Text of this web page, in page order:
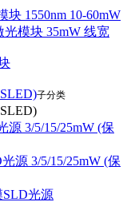
1550nm 10-60mW
光模块 35mW 线宽
子分类
源 3/5/15/25mW (保
源 3/5/15/25mW (保
SLD光源